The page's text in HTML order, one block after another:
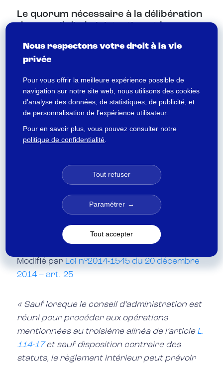
Le quorum nécessaire à la délibération
du conseil d’administration et la
décisions
du Code de la mutualité, le conseil
d’administration ne délibère valablement que
si le quorum atteint la moitié au moins de ses
majorité des administrateurs présents.
La prise en compte des
administrateurs participant à la
réunion par visioconférence dans le
calcul du quorum et de la majorité pour
l’adoption des décisions
Art. L. 114-20 C. mut.
Modifié par Loi n°2014-1545 du 20 décembre
2014 – art. 25
« Sauf lorsque le conseil d’administration est
réuni pour procéder aux opérations
mentionnées au troisième alinéa de l’article L.
114-17et sauf disposition contraire des
statuts, le règlement intérieur peut prévoir
Nous respectons votre droit à la vie
privée
Pour vous offrir la meilleure expérience possible de
navigation sur notre site web, nous utilisons des cookies
d'analyse des données, de statistiques, de publicité, et
de personnalisation de l’expérience utilisateur.
Pour en savoir plus, vous pouvez consulter notre
politique de confidentialité
Tout refuser
Paramétrer
Tout accepter